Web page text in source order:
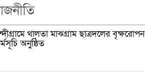
থালতা মাঝগ্রাম ছাত্রদলের বৃক্ষরোপন
অনুষ্ঠিত